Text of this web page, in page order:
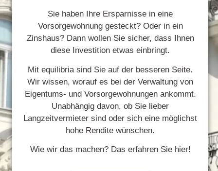
Sie haben Ihre Ersparnisse in eine
Vorsorgewohnung gesteckt? Oder in ein
Zinshaus? Dann wollen Sie sicher, dass Ihnen
diese Investition etwas einbringt.
Mit equilibria sind Sie auf der besseren Seite.
Wir wissen, worauf es bei der Verwaltung von
Eigentums- und Vorsorgewohnungen ankommt.
Unabhängig davon, ob Sie lieber
Langzeitvermieter sind oder sich eine möglichst
hohe Rendite wünschen.
Wie wir das machen? Das erfahren Sie hier!